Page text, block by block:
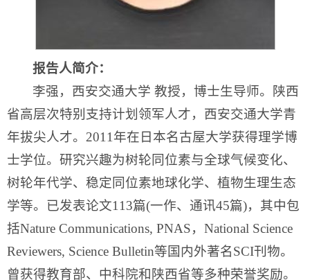
报告人简介：
李强，西安交通大学 教授，博士生导师。陕西
省高层次特别支持计划领军人才，西安交通大学青
年拔尖人才。2011年在日本名古屋大学获得理学博
士学位。研究兴趣为树轮同位素与全球气候变化、
树轮年代学、稳定同位素地球化学、植物生理生态
学等。已发表论文113篇(一作、通讯45篇)，其中包
括Nature Communications, PNAS，National Science
Reviewers, Science Bulletin等国内外著名SCI刊物。
曾获得教育部、中科院和陕西省等多种荣誉奖励。